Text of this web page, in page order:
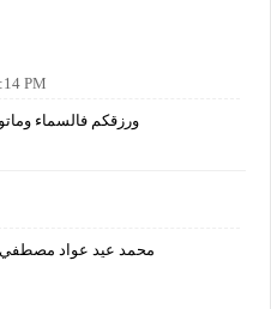
PM
ورزقكم فالسماء
محمد عيد عواد مصطفي،، مصر،،